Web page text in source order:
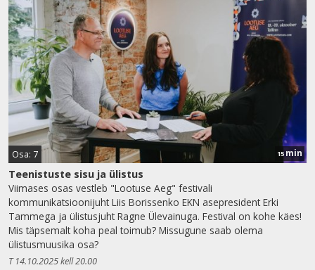
Osa: 7 15 min
Teenistuste sisu ja ülistus
Viimases osas vestleb "Lootuse Aeg" festivali
kommunikatsioonijuht Liis Borissenko EKN asepresident Erki
Tammega ja ülistusjuht Ragne Ülevainuga. Festival on kohe käes!
Mis täpsemalt koha peal toimub? Missugune saab olema
ülistusmuusika osa?
T 14.10.2025 kell 20.00